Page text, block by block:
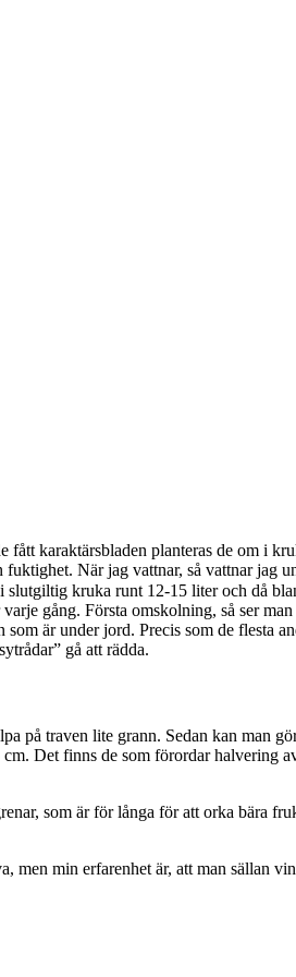
karaktärsbladen planteras de om i
När jag vattnar, så vattnar jag
kruka runt 12-15 liter och då
gång. Första omskolning, så ser
är under jord. Precis som de flesta
gå att rädda.
traven lite grann. Sedan kan man
Det finns de som förordar halvering
som är för långa för att orka bära
min erfarenhet är, att man sällan